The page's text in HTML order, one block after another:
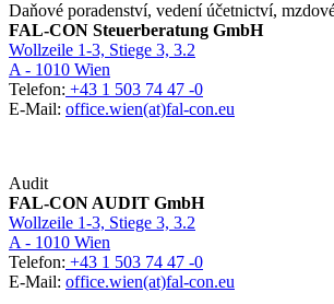
Daňové poradenství, vedení účetnictví,
FAL-CON Steuerberatung GmbH
Wollzeile 1-3, Stiege 3, 3.2
A - 1010 Wien
Telefon: +43 1 503 74 47 -0
E-Mail: office.wien(at)fal-con.eu
Audit
FAL-CON AUDIT GmbH
Wollzeile 1-3, Stiege 3, 3.2
A - 1010 Wien
Telefon: +43 1 503 74 47 -0
E-Mail: office.wien(at)fal-con.eu